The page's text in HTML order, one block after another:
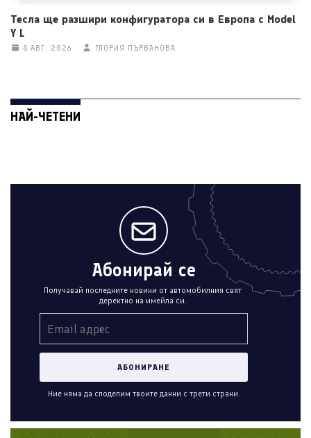
Тесла ще разшири конфигуратора си в Европа с Model
Y L
8 АВГ. 2026 ГЛОРИЯ ПЪРВАНОВА
НАЙ-ЧЕТЕНИ
Абонирай се
Получавай последните новини от автомобилния свят
деректно на имейла си.
Ние няма да споделим твоите данни с трети страни.